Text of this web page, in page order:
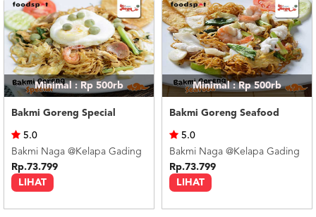
Minimal : Rp 500rb
Bakmi Goreng Special
LIHAT
5.0
Bakmi Naga @Kelapa Gading
Rp.73.799
Minimal : Rp 500rb
Bakmi Goreng Seafood
LIHAT
5.0
Bakmi Naga @Kelapa Gading
Rp.73.799